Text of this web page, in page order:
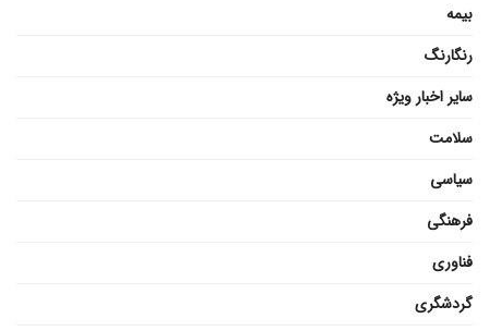
بیمه
رنگارنگ
سایر اخبار ویژه
سلامت
سیاسی
فرهنگی
فناوری
گردشگری